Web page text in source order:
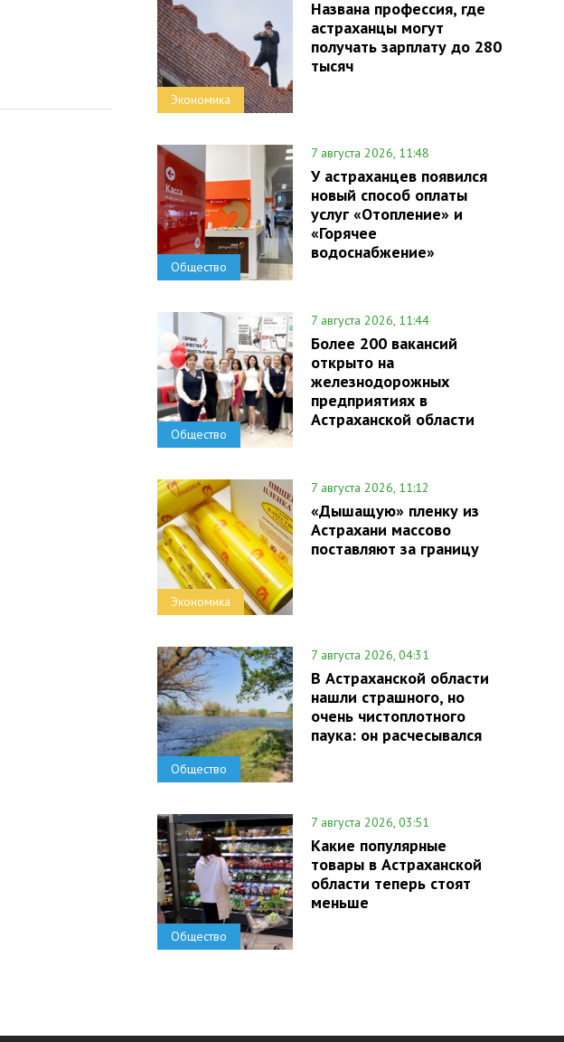
Экономика
Названа профессия, где
астраханцы могут
получать зарплату до 280
тысяч
Общество
7 августа 2026, 11:48
У астраханцев появился
новый способ оплаты
услуг «Отопление» и
«Горячее
водоснабжение»
Общество
7 августа 2026, 11:44
Более 200 вакансий
открыто на
железнодорожных
предприятиях в
Астраханской области
Экономика
7 августа 2026, 11:12
«Дышащую» пленку из
Астрахани массово
поставляют за границу
Общество
7 августа 2026, 04:31
В Астраханской области
нашли страшного, но
очень чистоплотного
паука: он расчесывался
Общество
7 августа 2026, 03:51
Какие популярные
товары в Астраханской
области теперь стоят
меньше